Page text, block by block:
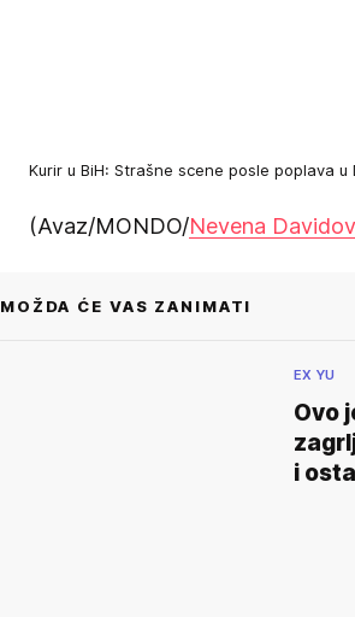
Kurir u BiH: Strašne scene posle poplava u
(Avaz/MONDO/Nevena
MOŽDA ĆE VAS ZANIMATI
EX YU
Ovo
i